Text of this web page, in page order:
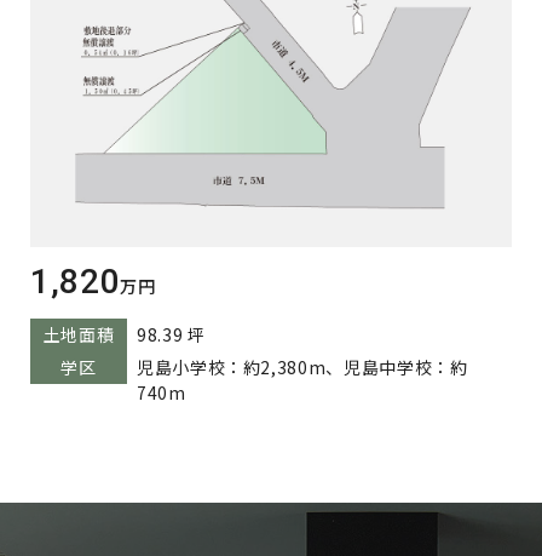
1,820万円
土地面積
98.39 坪
学区
児島小学校：約2,380m、児島中学校：約
740m